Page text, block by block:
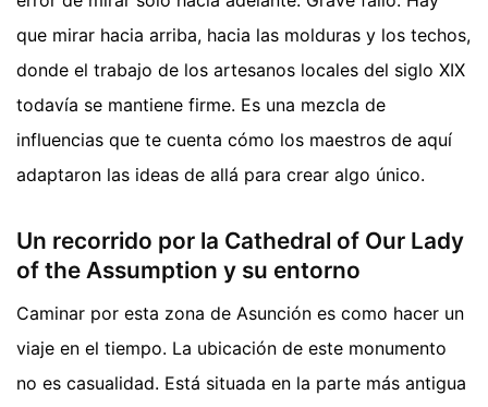
que mirar hacia arriba, hacia las molduras y los techos,
donde el trabajo de los artesanos locales del siglo XIX
todavía se mantiene firme. Es una mezcla de
influencias que te cuenta cómo los maestros de aquí
adaptaron las ideas de allá para crear algo único.
Un recorrido por la Cathedral of Our Lady
of the Assumption y su entorno
Caminar por esta zona de Asunción es como hacer un
viaje en el tiempo. La ubicación de este monumento
no es casualidad. Está situada en la parte más antigua